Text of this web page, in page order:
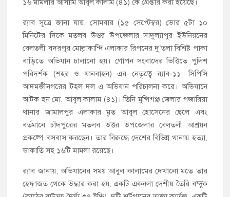
হাজীগঞ্জ ডিগ্রি কলেজ গভীর শ্রদ্ধার সঙ্গে জুলাই গণঅভ্যুত্থানের সকল
শহীদকে স্মরণ
হাজীগঞ্জের যুবধারা সমবায় ক্ষুদ্রঋণ পুনরায় চালু করে মানুষের আমানতের
টাকা পরিশোধ করা হবে
র‌্যাব সূত্রে জানা যায়, সোমবার (১৫ সেপ্টেম্বর) ভোর ৫টা ১০
মিনিটের দিকে মতলব উত্তর উপজেলার সাদুল্যাপুর ইউনিয়নের
বেলতলী বদরপুর মোল্লাকান্দি এলাকার রিপনের দু’তলা বিশিষ্ট পাকা
বাড়িতে অভিযান চালানো হয়। গোপন সংবাদের ভিত্তিতে পুলিশ
পরিদর্শক (শহর ও যানবাহন) এর নেতৃত্বে র‌্যাব-১১, সিপিসি
আদমজীনগরের টহল দল এ অভিযান পরিচালনা করে। অভিযানে
আটক হন মো. আবুল কালাম (৪১)। তিনি মুন্সিগঞ্জ জেলার গজারিয়া
থানার জামালপুর এলাকার মৃত আবুল হোসেনের ছেলে এবং
বর্তমানে চাঁদপুরের মতলব উত্তর উপজেলার বেলতলী আশ্রয়ন
প্রকল্পে বসবাস করছেন। তার বিরুদ্ধে দেশের বিভিন্ন থানায় হত্যা,
ডাকাতি সহ ১৬টি মামলা রয়েছে।
র‌্যাব জানায়, অভিযানের সময় আবুল কালামের দেখানো মতে তার
হেফাজত থেকে উদ্ধার করা হয়, একটি একনলা দেশীয় তৈরি বন্দুক